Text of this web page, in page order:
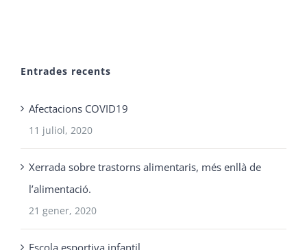
Entrades recents
Afectacions COVID19
11 juliol, 2020
Xerrada sobre trastorns alimentaris, més enllà de
l’alimentació.
21 gener, 2020
Escola esportiva infantil